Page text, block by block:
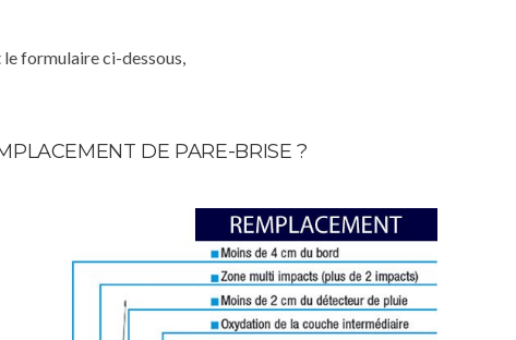
formulaire ci-dessous,
DE PARE-BRISE ?